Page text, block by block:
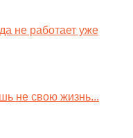
не работает уже
не свою жизнь...